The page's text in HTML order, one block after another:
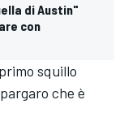
di Austin"
con
squillo
che è